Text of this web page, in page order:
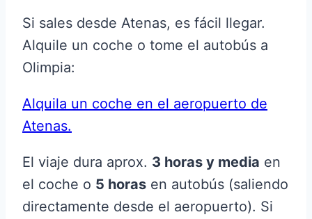
Si sales desde Atenas, es fácil llegar.
Alquile un coche o tome el autobús a
Olimpia:
Alquila un coche en el aeropuerto de
Atenas.
El viaje dura aprox. 3 horas y media en
el coche o 5 horas en autobús (saliendo
directamente desde el aeropuerto). Si